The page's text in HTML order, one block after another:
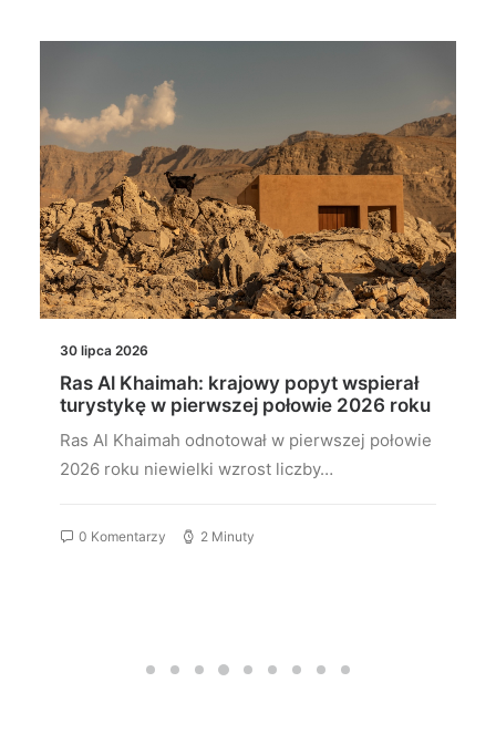
30 lipca 2026
Ras Al Khaimah: krajowy popyt wspierał
turystykę w pierwszej połowie 2026 roku
Ras Al Khaimah odnotował w pierwszej połowie
2026 roku niewielki wzrost liczby…
0 Komentarzy 2 Minuty